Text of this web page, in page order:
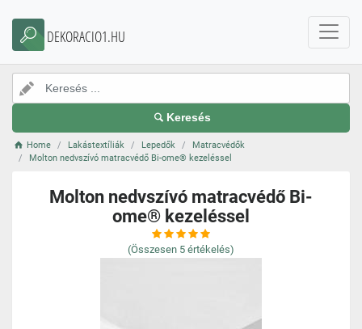
DEKORACIO1.HU
Keresés
Home Lakástextíliák Lepedők
Matracvédők
Molton nedvszívó matracvédő Bi-ome® kezeléssel
Molton nedvszívó matracvédő Bi-
ome® kezeléssel
(Összesen 5 értékelés)